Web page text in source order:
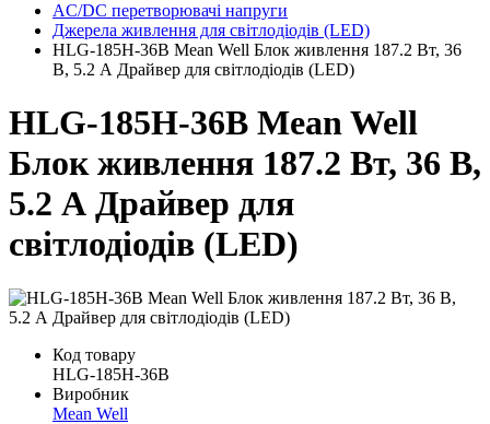
AC/DC перетворювачі напруги
Джерела живлення для світлодіодів (LED)
HLG-185H-36B Mean Well Блок живлення 187.2 Вт, 36
В, 5.2 А Драйвер для світлодіодів (LED)
HLG-185H-36B Mean Well
Блок живлення 187.2 Вт, 36 В,
5.2 А Драйвер для
світлодіодів (LED)
Код товару
HLG-185H-36B
Виробник
Mean Well